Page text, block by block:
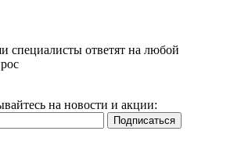
специалисты ответят на любой
на новости и акции: